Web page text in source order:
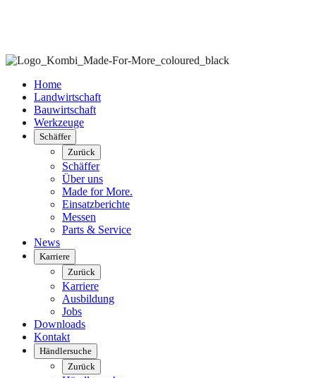
Home
Landwirtschaft
Bauwirtschaft
Werkzeuge
Schäffer
Zurück
Schäffer
Über uns
Made for More.
Einsatzberichte
Messen
Parts & Service
News
Karriere
Zurück
Karriere
Ausbildung
Jobs
Downloads
Kontakt
Händlersuche
Zurück